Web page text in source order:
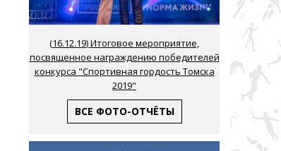
(16.12.19) Итоговое мероприятие,
посвященное награждению победителей
конкурса "Спортивная гордость Томска
2019"
ВСЕ ФОТО-ОТЧЁТЫ